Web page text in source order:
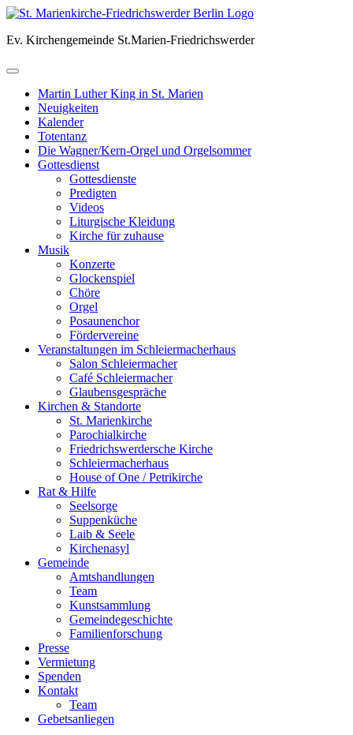
Skip
content
Ev. Kirchengemeinde St.Marien-Friedrichswerder
Martin Luther King in St. Marien
Neuigkeiten
Kalender
Totentanz
Die Wagner/Kern-Orgel und Orgelsommer
Gottesdienst
Gottesdienste
Predigten
Videos
Liturgische Kleidung
Kirche für zuhause
Musik
Konzerte
Glockenspiel
Chöre
Orgel
Posaunenchor
Fördervereine
Veranstaltungen im Schleiermacherhaus
Salon Schleiermacher
Café Schleiermacher
Glaubensgespräche
Kirchen & Standorte
St. Marienkirche
Parochialkirche
Friedrichswerdersche Kirche
Schleiermacherhaus
House of One / Petrikirche
Rat & Hilfe
Seelsorge
Suppenküche
Laib & Seele
Kirchenasyl
Gemeinde
Amtshandlungen
Team
Kunstsammlung
Gemeindegeschichte
Familienforschung
Presse
Vermietung
Spenden
Kontakt
Team
Gebetsanliegen